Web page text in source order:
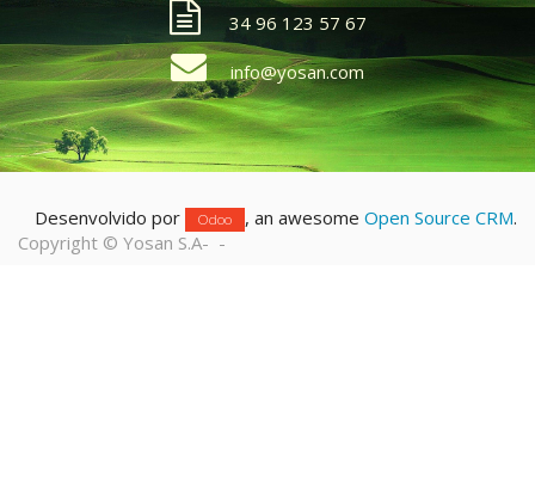
34 96 123 57 67
info@yosan.com
Desenvolvido por Odoo , an awesome Open Source CRM.
Copyright © Yosan S.A- -